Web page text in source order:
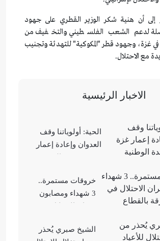
إلى أن هنية شكر الوزير القطري على جهود
لدعم الشعب الفلسطيني والتخفيف من
في غزة، وجهود قطر "المكوكية" للتهدئة وتجنيب
مع الاحتلال.
الاخبار الرئيسية
الحية: أولوياتنا وقف
العدوان وإعادة إعمار
غزة وتحقيق الوحدة
خروقات مستمرة..
3 شهداء ومصابون
بنيران الاحتلال في
بالقطاع
الشيخ صبري يُحذر